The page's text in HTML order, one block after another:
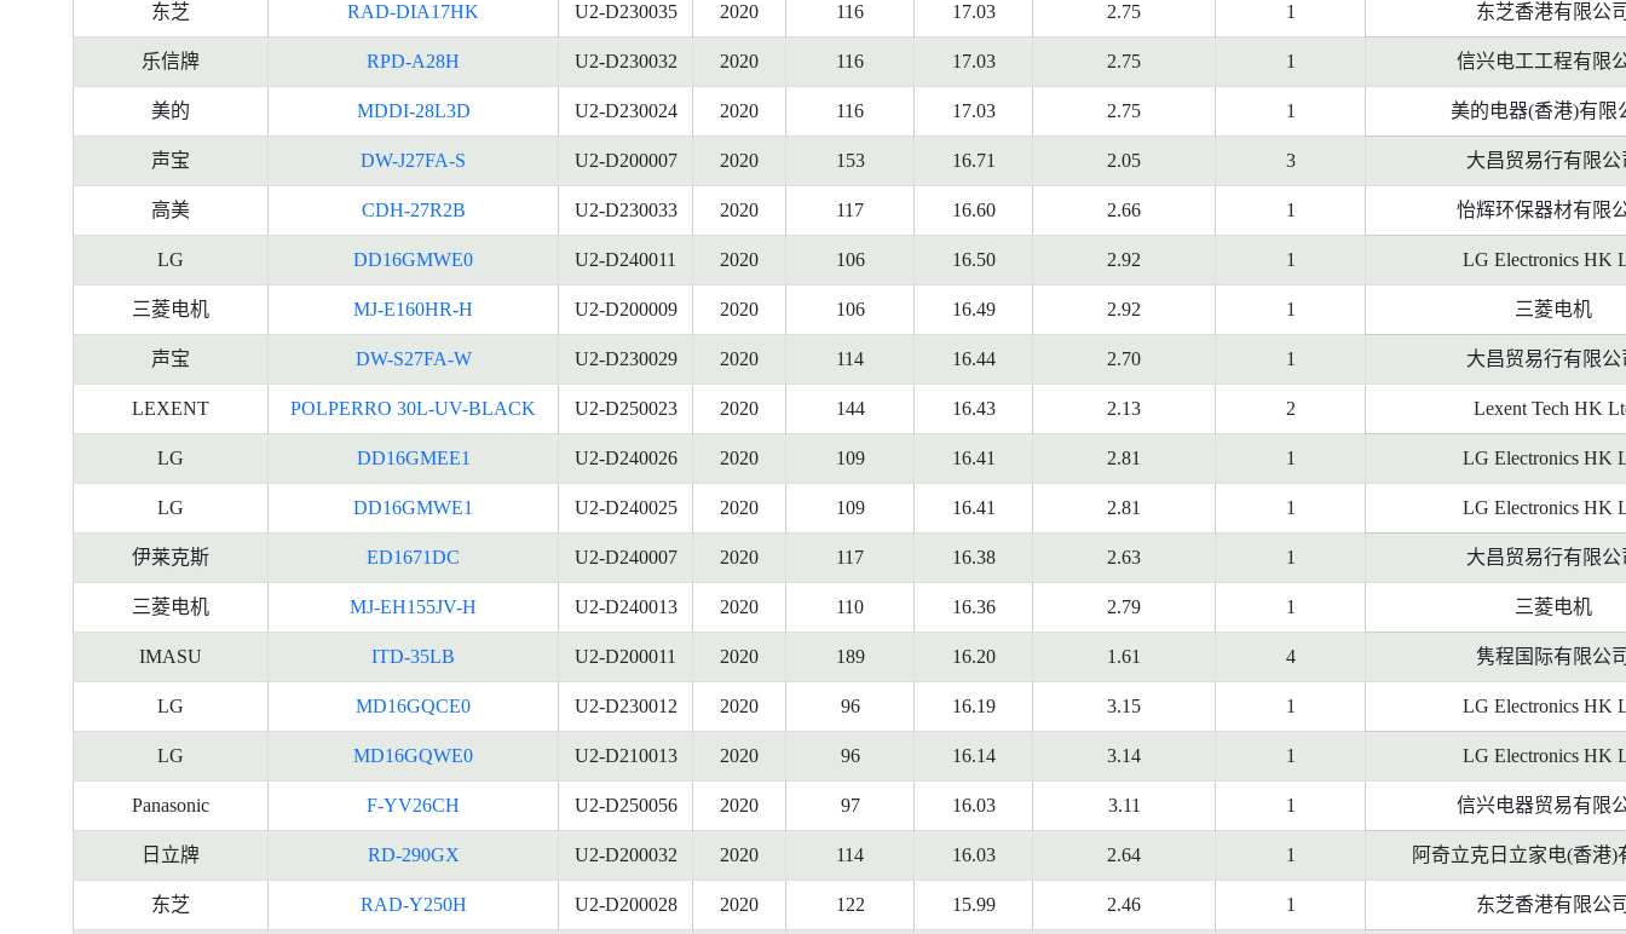
东芝 RAD-DIA17HK U2-D230035 2020 116 17.03 2.75 1 东芝香港有限公
乐信牌 RPD-A28H U2-D230032 2020 116 17.03 2.75 1 信兴电工工程有限
美的 MDDI-28L3D U2-D230024 2020 116 17.03 2.75 1 美的电器(香港)有限
声宝 DW-J27FA-S U2-D200007 2020 153 16.71 2.05 3 大昌贸易行有限公
高美 CDH-27R2B U2-D230033 2020 117 16.60 2.66 1 怡辉环保器材有限
LG DD16GMWE0 U2-D240011 2020 106 16.50 2.92 1 LG Electronics HK
三菱电机 MJ-E160HR-H U2-D200009 2020 106 16.49 2.92 1 三菱电机
声宝 DW-S27FA-W U2-D230029 2020 114 16.44 2.70 1 大昌贸易行有限公
LEXENT POLPERRO 30L-UV-BLACK U2-D250023 2020 144 16.43 2.13 2 Lexent Tech HK
LG DD16GMEE1 U2-D240026 2020 109 16.41 2.81 1 LG Electronics HK
LG DD16GMWE1 U2-D240025 2020 109 16.41 2.81 1 LG Electronics HK
伊莱克斯 ED1671DC U2-D240007 2020 117 16.38 2.63 1 大昌贸易行有限公
三菱电机 MJ-EH155JV-H U2-D240013 2020 110 16.36 2.79 1 三菱电机
IMASU ITD-35LB U2-D200011 2020 189 16.20 1.61 4 隽程国际有限公
LG MD16GQCE0 U2-D230012 2020 96 16.19 3.15 1 LG Electronics HK
LG MD16GQWE0 U2-D210013 2020 96 16.14 3.14 1 LG Electronics HK
Panasonic F-YV26CH U2-D250056 2020 97 16.03 3.11 1 信兴电器贸易有限
日立牌 RD-290GX U2-D200032 2020 114 16.03 2.64 1 阿奇立克日立家电(香港)
东芝 RAD-Y250H U2-D200028 2020 122 15.99 2.46 1 东芝香港有限公